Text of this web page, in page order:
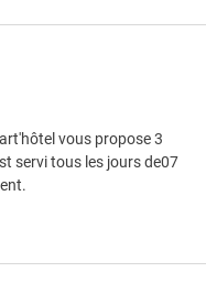
vous propose 3
servi tous les jours de07